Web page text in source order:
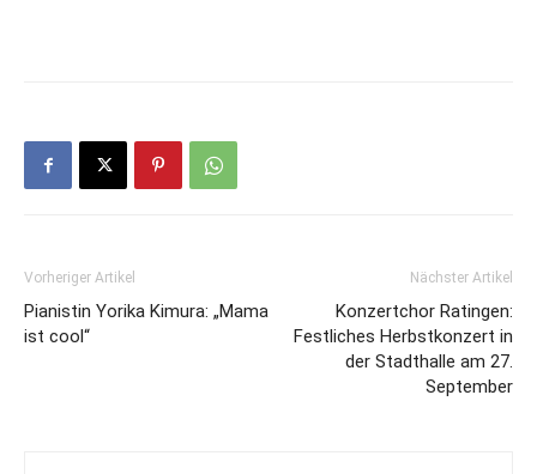
Vorheriger Artikel
Pianistin Yorika Kimura: „Mama
ist cool“
Nächster Artikel
Konzertchor Ratingen:
Festliches Herbstkonzert in
der Stadthalle am 27.
September